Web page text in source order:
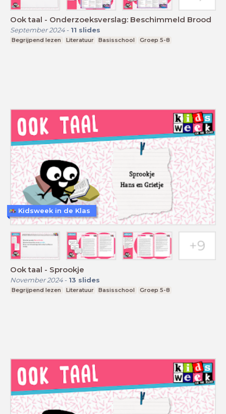
Ook taal - Onderzoeksverslag: Beschimmeld Brood
September 2024- 11 slides
Begrijpend lezen Literatuur Basisschool Groep 5-8
Ook taal - Sprookje
November 2024- 13 slides
Begrijpend lezen Literatuur Basisschool Groep 5-8
Kidsweek in de Klas